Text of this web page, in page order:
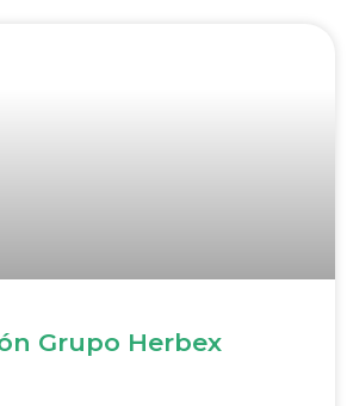
Grupo Herbex